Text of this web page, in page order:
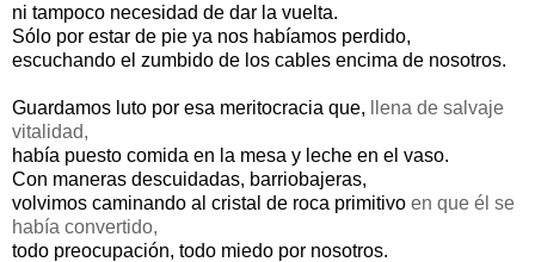
ni tampoco necesidad de dar la vuelta.
Sólo por estar de pie ya nos habíamos perdido,
escuchando el zumbido de los cables encima de nosotros.
Guardamos luto por esa meritocracia que,
llena de salvaje
vitalidad,
había puesto comida en la mesa y leche en el vaso.
Con maneras descuidadas, barriobajeras,
volvimos caminando al cristal de roca primitivo en que él se
había convertido,
todo preocupación, todo miedo por nosotros.